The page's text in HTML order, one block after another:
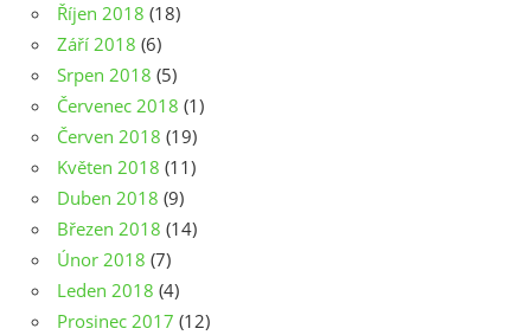
Říjen 2018 (18)
Září 2018 (6)
Srpen 2018 (5)
Červenec 2018 (1)
Červen 2018 (19)
Květen 2018 (11)
Duben 2018 (9)
Březen 2018 (14)
Únor 2018 (7)
Leden 2018 (4)
Prosinec 2017 (12)